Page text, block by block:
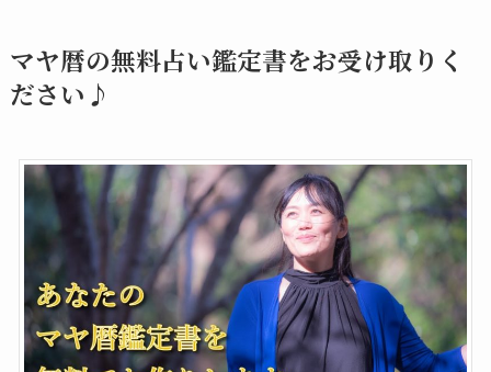
マヤ暦の無料占い鑑定書をお受け取りく
ださい♪